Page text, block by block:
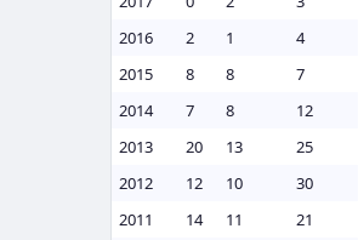
2016
2 1 4
2015
8 8 7
2014
7 8 12
2013
20 13 25
2012
12 10 30
2011
14 11 21